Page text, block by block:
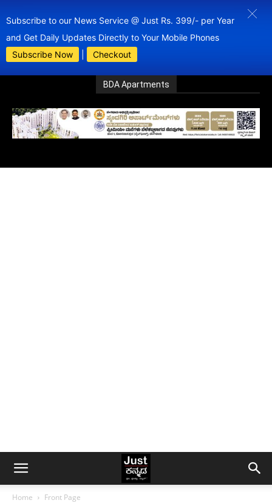
Subscribe to our News Service @ Just Rs. 399/- per Year
and Get Daily Updates Directly to Your Mobile Phones
Subscribe Now
Checkout
BDA Apartments
Home Front Page